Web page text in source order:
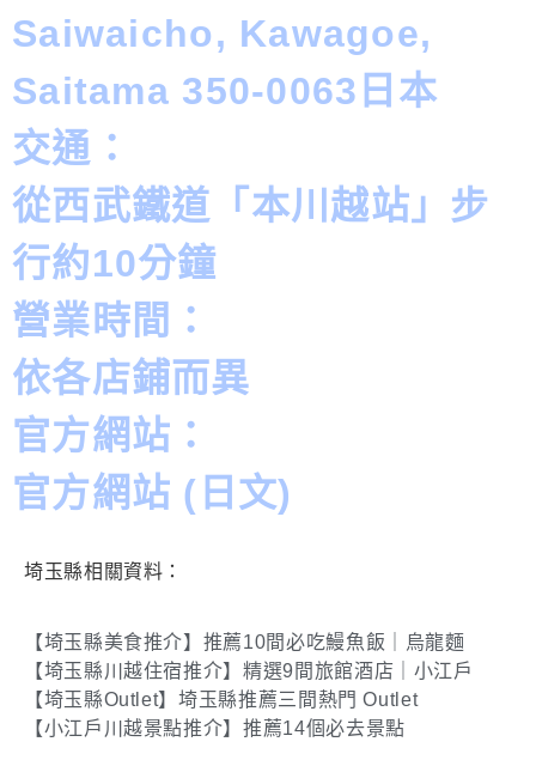
Saiwaicho, Kawagoe,
Saitama 350-0063日本
交通：
從西武鐵道「本川越站」步
行約10分鐘
營業時間：
依各店鋪而異
官方網站：
官方網站 (日文)
埼玉縣相關資料：
【埼玉縣美食推介】推薦10間必吃鰻魚飯｜烏龍麵
【埼玉縣川越住宿推介】精選9間旅館酒店｜小江戶
【埼玉縣Outlet】埼玉縣推薦三間熱門 Outlet
【小江戶川越景點推介】推薦14個必去景點